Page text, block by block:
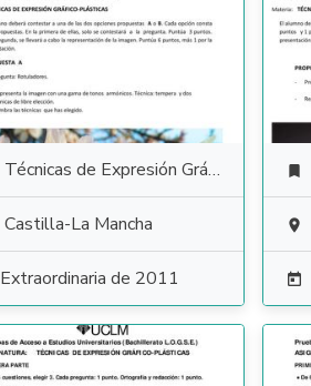
Técnicas de Expresión Gráfico Plástica
Castilla-La Mancha
Extraordinaria de 2011


